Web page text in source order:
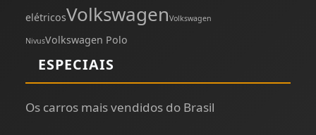
elétricosVolkswagenVolkswagen
NivusVolkswagen Polo
ESPECIAIS
Os carros mais vendidos do Brasil